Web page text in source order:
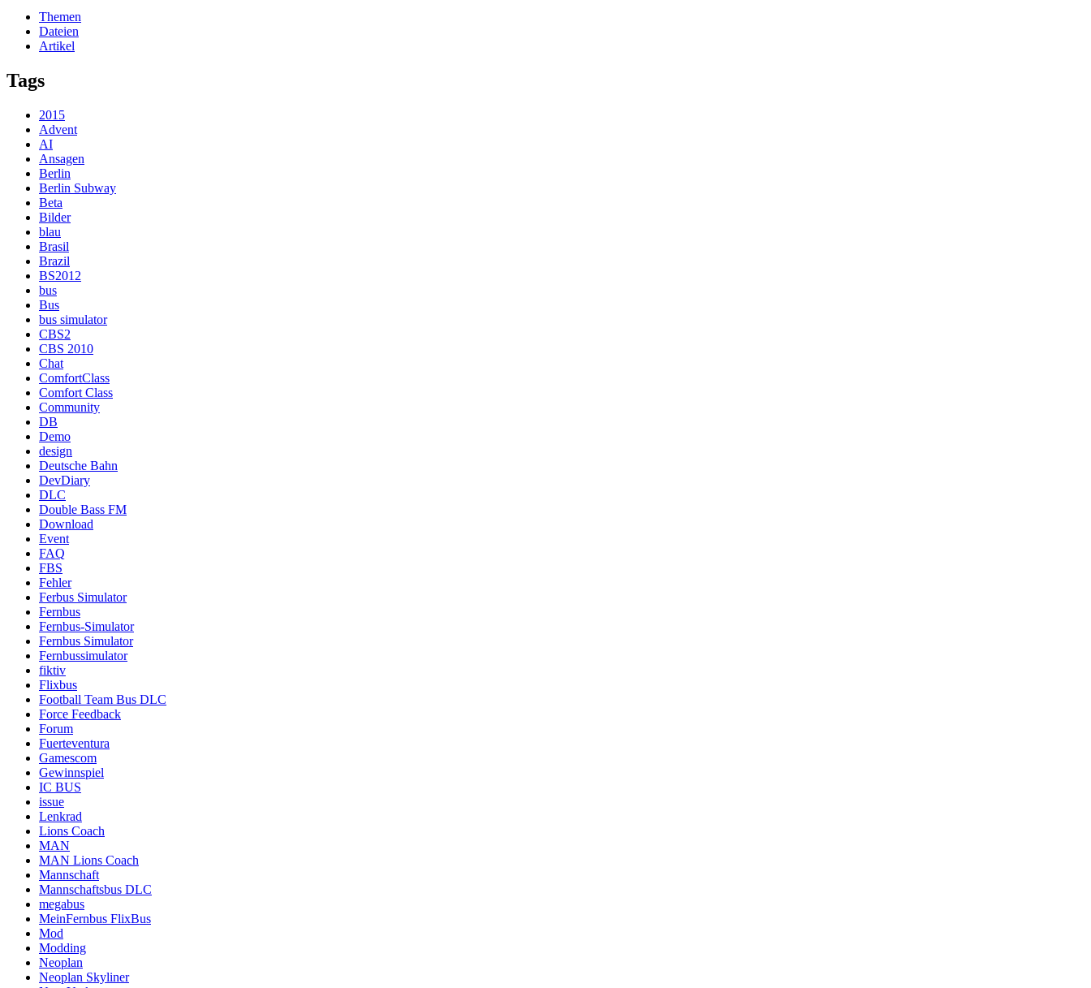
Themen
Dateien
Artikel
Tags
2015
Advent
AI
Ansagen
Berlin
Berlin Subway
Beta
Bilder
blau
Brasil
Brazil
BS2012
bus
Bus
bus simulator
CBS2
CBS 2010
Chat
ComfortClass
Comfort Class
Community
DB
Demo
design
Deutsche Bahn
DevDiary
DLC
Double Bass FM
Download
Event
FAQ
FBS
Fehler
Ferbus Simulator
Fernbus
Fernbus-Simulator
Fernbus Simulator
Fernbussimulator
fiktiv
Flixbus
Football Team Bus DLC
Force Feedback
Forum
Fuerteventura
Gamescom
Gewinnspiel
IC BUS
issue
Lenkrad
Lions Coach
MAN
MAN Lions Coach
Mannschaft
Mannschaftsbus DLC
megabus
MeinFernbus FlixBus
Mod
Modding
Neoplan
Neoplan Skyliner